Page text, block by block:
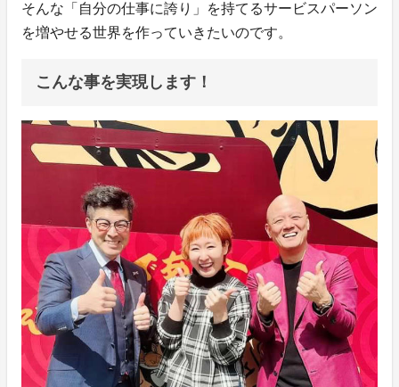
そんな「自分の仕事に誇り」を持てるサービスパーソン
を増やせる世界を作っていきたいのです。
こんな事を実現します！